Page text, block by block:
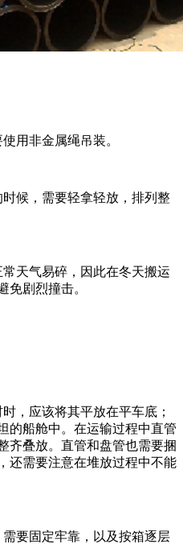
用非金属绳吊装。
候，需要轻拿轻放，排列整
天气易碎，因此在冬天搬运
免剧烈撞击。
，应该将其平放在平车底；
的船舱中。在运输过程中直管
齐叠放。直管和盘管也需要捆
还需要注意在堆放过程中不能
要固定牢靠，以及按箱逐层